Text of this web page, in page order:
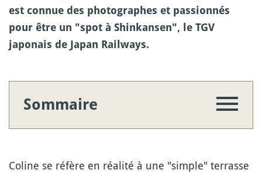
est connue des photographes et passionnés
pour être un "spot à Shinkansen", le TGV
japonais de Japan Railways.
Sommaire
Coline se réfère en réalité à une "simple" terrasse